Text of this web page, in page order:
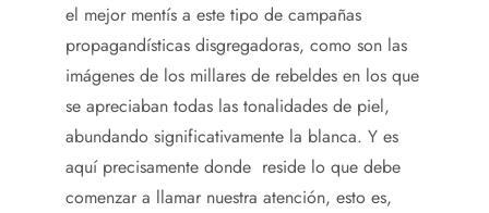
el mejor mentís a este tipo de campañas
propagandísticas disgregadoras, como son las
imágenes de los millares de rebeldes en los que
se apreciaban todas las tonalidades de piel,
abundando significativamente la blanca. Y es
aquí precisamente donde reside lo que debe
comenzar a llamar nuestra atención, esto es,